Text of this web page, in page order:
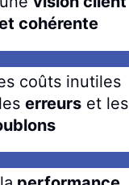
cohérente
coûts inutiles
erreurset les